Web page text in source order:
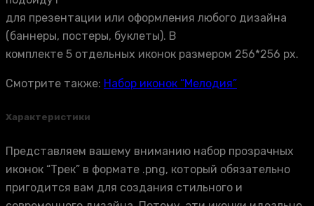
для презентации или оформления любого дизайна
(баннеры, постеры, буклеты). В
комплекте 5 отдельных иконок размером 256*256 px.
Смотрите также: Набор иконок “Мелодия”
Характеристики
Представляем вашему вниманию набор прозрачных
иконок “Трек” в формате .png, который обязательно
пригодится вам для создания стильного и